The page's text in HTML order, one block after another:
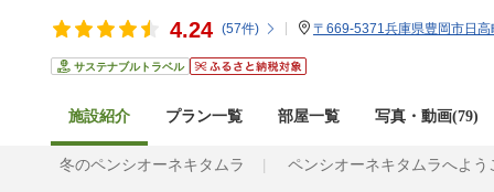
4.24 (57件) 〒669-5371兵庫県豊岡市日
サステナブルトラベル
施設紹介 プラン一覧 部屋一覧 写真・動画(79)
冬のペンシオーネキタムラ ペンシオーネキタムラへよう